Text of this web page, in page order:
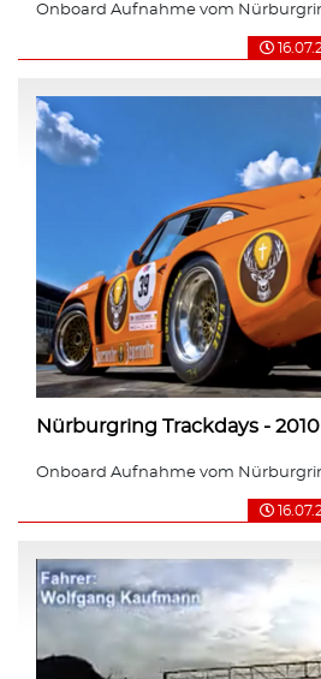
Onboard Aufnahme vom
Nürburgring Trackdays -
Onboard Aufnahme vom